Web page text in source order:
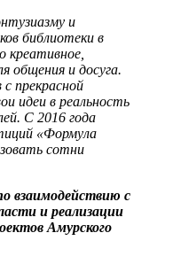
и
библиотеки в
креативное,
общения и досуга.
прекрасной
идеи в реальность
С 2016 года
«Формула
сотни
взаимодействию с
и реализации
Амурского